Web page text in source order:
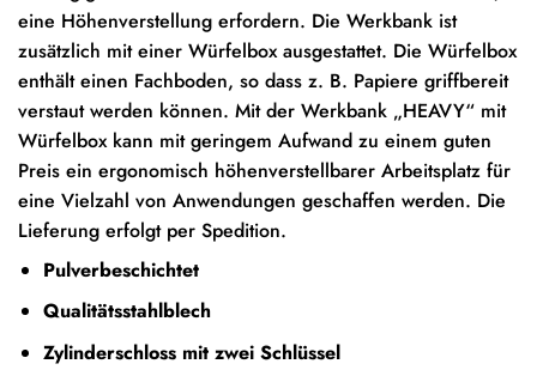
eine Höhenverstellung erfordern. Die Werkbank ist
zusätzlich mit einer Würfelbox ausgestattet. Die Würfelbox
enthält einen Fachboden, so dass z. B. Papiere griffbereit
verstaut werden können. Mit der Werkbank „HEAVY“ mit
Würfelbox kann mit geringem Aufwand zu einem guten
Preis ein ergonomisch höhenverstellbarer Arbeitsplatz für
eine Vielzahl von Anwendungen geschaffen werden. Die
Lieferung erfolgt per Spedition.
Pulverbeschichtet
Qualitätsstahlblech
Zylinderschloss mit zwei Schlüssel